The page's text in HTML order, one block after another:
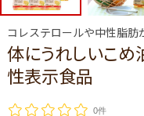
コレステロールや中性脂肪
体にうれしいこ
性表示食品
0件